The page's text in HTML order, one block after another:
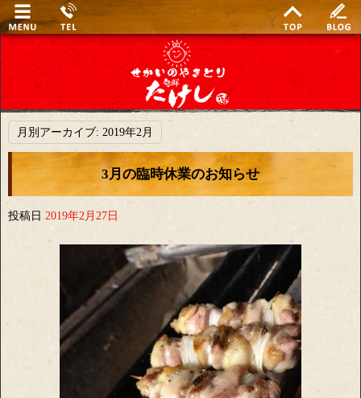
月別アーカイブ: 2019年2月
3月の臨時休業のお知らせ
投稿日 2019年2月27日